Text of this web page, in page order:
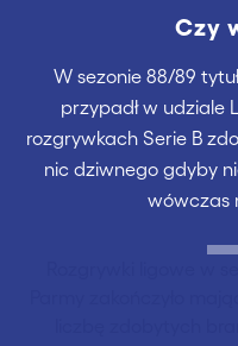
Czy
W sezonie 88/89
przypadł w udziale
rozgrywkach Serie B
nic dziwnego gdyby
wówczas